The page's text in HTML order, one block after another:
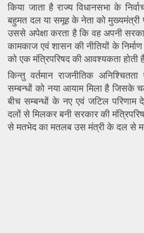
किया जाता है राज्य विधानसभा के
बहुमत दल या समूह के नेता को
उससे अपेक्षा करता है कि वह अपनी
कामकाज एवं शासन की नीतियों के
को एक मंत्रिपरिषद की आवश्यकता होती
किन्तु वर्तमान राजनीतिक
सम्बन्धों को नया आयाम मिला है जिसके
बीच सम्बन्धों के नए एवं जटिल
दलों से मिलकर बनी सरकार की
से मतभेद का मतलब उस मंत्री के दल से